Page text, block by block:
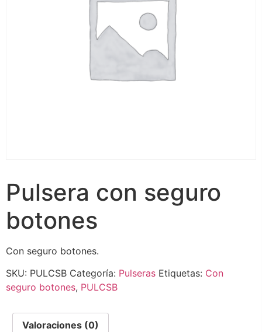
Pulsera con seguro
botones
Con seguro botones.
SKU: PULCSB Categoría: Pulseras Etiquetas: Con
seguro botones, PULCSB
Valoraciones (0)